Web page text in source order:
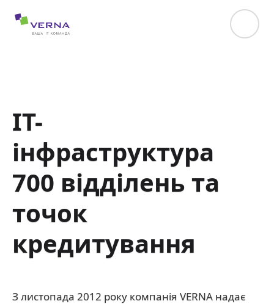
ІТ-
інфраструктура
700 відділень та
точок
кредитування
З листопада 2012 року компанія VERNA надає